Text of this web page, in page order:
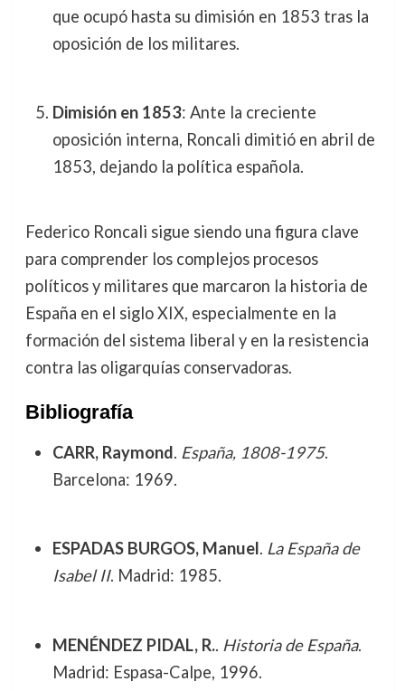
que ocupó hasta su dimisión en 1853 tras la
oposición de los militares.
Dimisión en 1853: Ante la creciente
oposición interna, Roncali dimitió en abril de
1853, dejando la política española.
Federico Roncali sigue siendo una figura clave
para comprender los complejos procesos
políticos y militares que marcaron la historia de
España en el siglo XIX, especialmente en la
formación del sistema liberal y en la resistencia
contra las oligarquías conservadoras.
Bibliografía
CARR, Raymond. España, 1808-1975.
Barcelona: 1969.
ESPADAS BURGOS, Manuel. La España de
Isabel II. Madrid: 1985.
MENÉNDEZ PIDAL, R.. Historia de España.
Madrid: Espasa-Calpe, 1996.